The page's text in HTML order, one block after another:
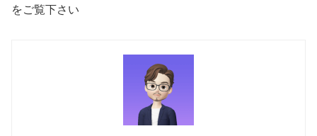
をご覧下さい